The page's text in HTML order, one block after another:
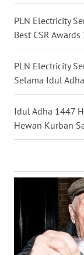
PLN Electricity
Best CSR
PLN Electricity
Selama Idul
Idul Adha 1447
Hewan Kurban
WN
KALSEL
KALTIM
GORONTALO
WN
SULUT